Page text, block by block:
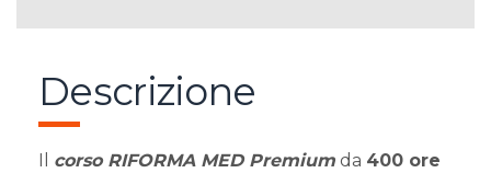
Descrizione
corso RIFORMA MED Premium da 400 ore